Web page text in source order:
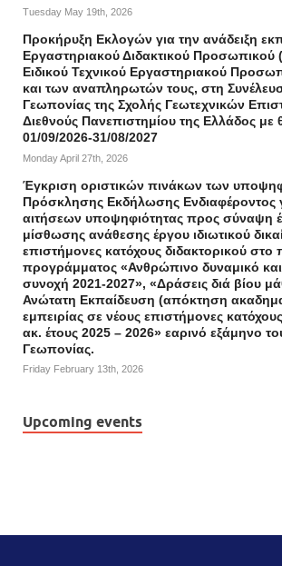
Tuesday May 19th, 2026
Προκήρυξη Εκλογών για την ανάδειξη
Εργαστηριακού Διδακτικού Προσωπικού
Ειδικού Τεχνικού Εργαστηριακού
και των αναπληρωτών τους, στη
Γεωπονίας της Σχολής Γεωτεχνικών
Διεθνούς Πανεπιστημίου της Ελλάδος με
01/09/2026-31/08/2027
Monday April 27th, 2026
Έγκριση οριστικών πινάκων των
Πρόσκλησης Εκδήλωσης Ενδιαφέροντος
αιτήσεων υποψηφιότητας προς σύναψη
μίσθωσης ανάθεσης έργου ιδιωτικού
επιστήμονες κατόχους διδακτορικού στο
προγράμματος «Ανθρώπινο δυναμικό και
συνοχή 2021-2027», «Δράσεις διά βίου
Ανώτατη Εκπαίδευση (απόκτηση
εμπειρίας σε νέους επιστήμονες
ακ. έτους 2025 – 2026» εαρινό εξάμηνο
Γεωπονίας.
Friday February 13th, 2026
Upcoming events